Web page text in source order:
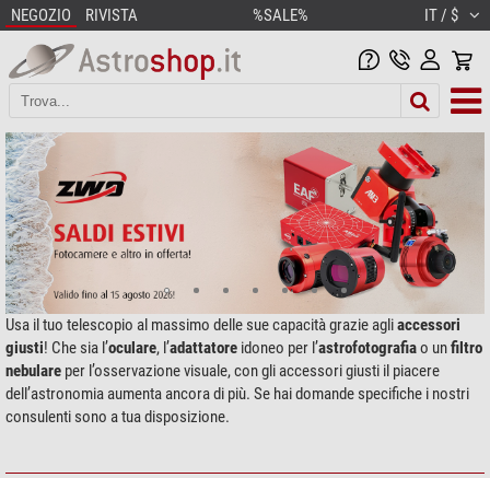
NEGOZIO RIVISTA %SALE% IT / $
Usa il tuo telescopio al massimo delle sue capacità grazie agliaccessori
giusti! Che sia l’oculare, l’adattatore idoneo per l’astrofotografiao unfiltro
nebulare per l’osservazione visuale, con gli accessori giusti il piacere
dell’astronomia aumenta ancora di più. Se hai domande specifiche i nostri
consulenti sono a tua disposizione.